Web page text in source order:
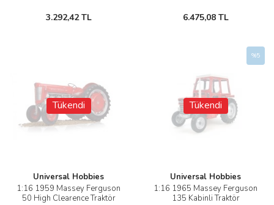
3.292,42 TL 6.475,08 TL
Tükendi
Universal Hobbies
1:16 1959 Massey Ferguson
50 High Clearence Traktör
Tükendi
Universal Hobbies
1:16 1965 Massey Ferguson
135 Kabinli Traktör
%5